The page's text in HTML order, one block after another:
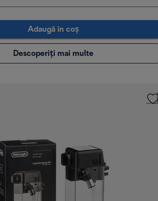
Adaugă în coș
Descoperiți mai multe